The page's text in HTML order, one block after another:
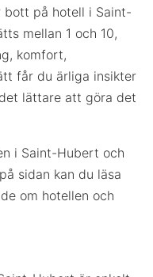
bott på hotell i Saint-
mellan 1 och 10,
komfort,
får du ärliga insikter
lättare att göra det
i Saint-Hubert och
sidan kan du läsa
om hotellen och